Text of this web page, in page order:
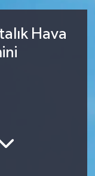
Hava